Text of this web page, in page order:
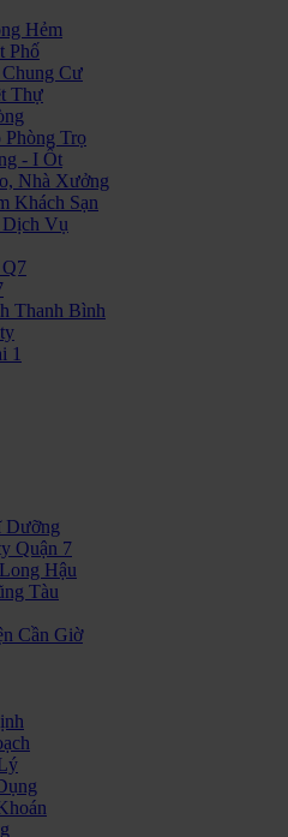
Hẻm
Phố
Cư
Thự
Trọ
- I Ốt
Nhà Xưởng
Khách Sạn
Dịch Vụ
Thanh Bình
1
Dưỡng
Quận 7
Hậu
Tàu
Cần Giờ